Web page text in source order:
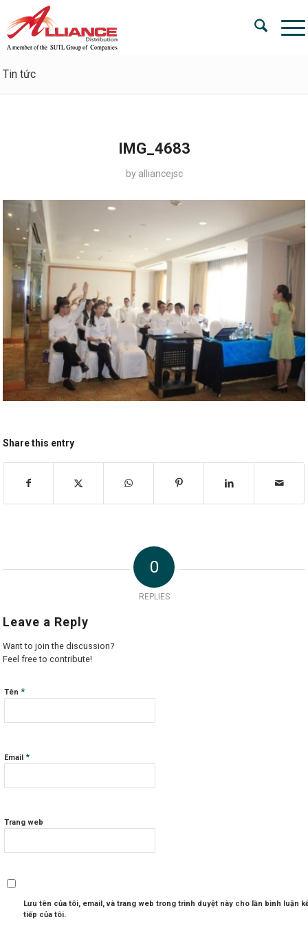
Tin tức
IMG_4683
by alliancejsc
Share this entry
0
REPLIES
Leave a Reply
Want to join the discussion?
Feel free to contribute!
Tên*
Email*
Trang web
Lưu tên của tôi, email, và trang web trong trình duyệt này cho lần bình luận
tiếp của tôi.